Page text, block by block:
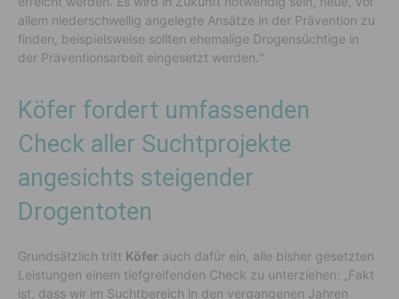
allem niederschwellig angelegte Ansätze in der Prävention zu
finden, beispielsweise sollten ehemalige Drogensüchtige in
der Präventionsarbeit eingesetzt werden.“
Köfer fordert umfassenden
Check aller Suchtprojekte
angesichts steigender
Drogentoten
Grundsätzlich tritt Köfer auch dafür ein, alle bisher gesetzten
Leistungen einem tiefgreifenden Check zu unterziehen: „Fakt
ist, dass wir im Suchtbereich in den vergangenen Jahren